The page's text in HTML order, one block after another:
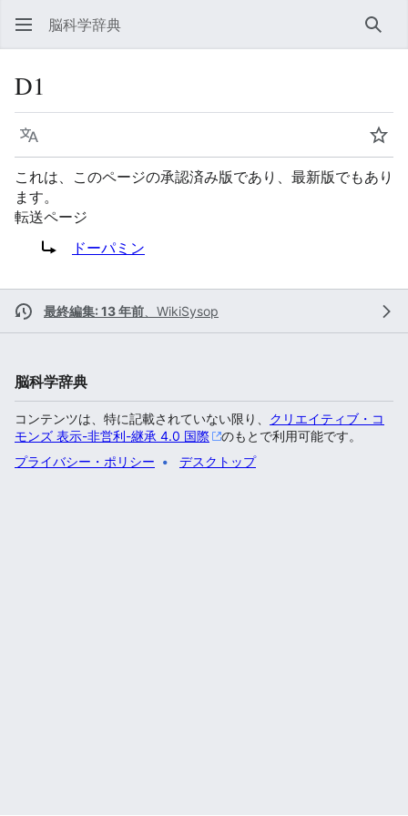
脳科学辞典 検索
D1
言語
ウ
これは、このページの承認済み版であり、最新版でもあり
ます。
転送ページ
転送先:
ドーパミン
最終編集: 13 年前 WikiSysop
脳科学辞典
コンテンツは、特に記載されていない限り、 クリエイティブ・コ
モンズ 表示-非営利-継承 4.0 国際
のもとで利用可能です。
プライバシー・ポリシー
デスクトップ